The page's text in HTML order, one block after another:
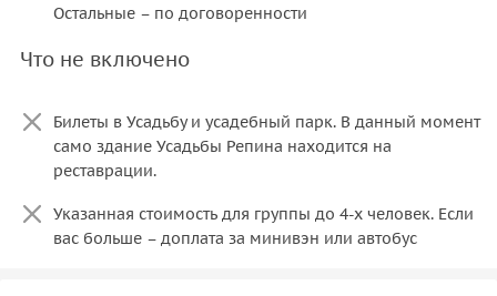
Остальные – по договоренности
Что не включено
Билеты в Усадьбу и усадебный парк. В данный момент
само здание Усадьбы Репина находится на
реставрации.
Указанная стоимость для группы до 4-х человек. Если
вас больше – доплата за минивэн или автобус